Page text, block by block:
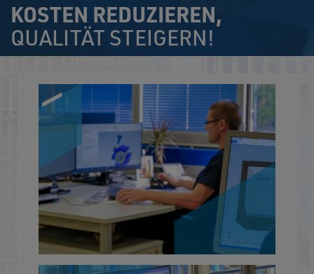
KOSTEN REDUZIEREN,
QUALITÄT STEIGERN!